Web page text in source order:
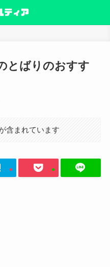
とばりのおすす
含まれています